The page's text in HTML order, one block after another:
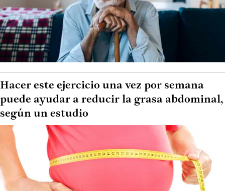
Hacer este ejercicio una vez por semana
puede ayudar a reducir la grasa abdominal,
según un estudio